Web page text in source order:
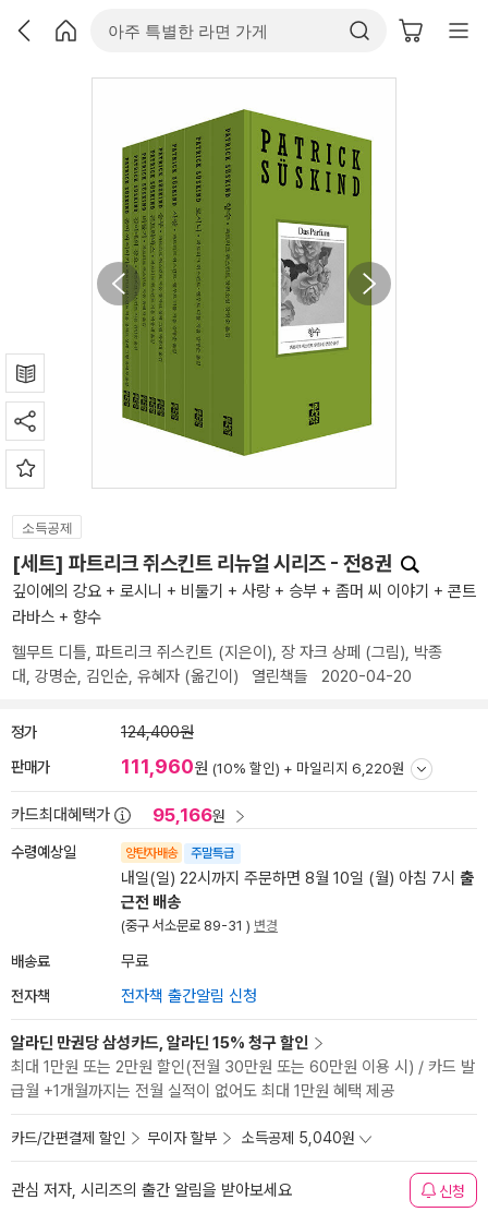
소득공제
[세트] 파트리크 쥐스킨트 리뉴얼 시리즈 - 전8권
깊이에의 강요 + 로시니 + 비둘기 + 사랑 + 승부 + 좀머 씨 이야기 + 콘트
라바스 + 향수
헬무트 디틀, 파트리크 쥐스킨트 (지은이), 장 자크 상페 (그림), 박종
대, 강명순, 김인순, 유혜자 (옮긴이) 열린책들 2020-04-20
정가 124,400원
판매가 111,960원 (10% 할인) + 마일리지 6,220원
카드최대혜택가 95,166원
수령예상일 양탄자배송 주말특급
내일(일) 22시까지 주문하면 8월 10일 (월) 아침 7시 출
근전 배송
(중구 서소문로 89-31 ) 변경
배송료 무료
전자책 전자책 출간알림 신청
알라딘 만권당 삼성카드, 알라딘 15% 청구 할인
최대 1만원 또는 2만원 할인(전월 30만원 또는 60만원 이용 시) / 카드 발
급월 +1개월까지는 전월 실적이 없어도 최대 1만원 혜택 제공
카드/간편결제 할인 무이자 할부 소득공제 5,040원
관심 저자, 시리즈의 출간 알림을 받아보세요 신청